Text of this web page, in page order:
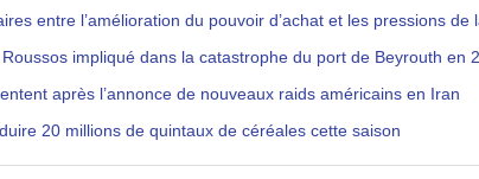
entre l’amélioration du pouvoir d’achat et les pressions de
impliqué dans la catastrophe du port de Beyrouth en
après l’annonce de nouveaux raids américains en Iran
20 millions de quintaux de céréales cette saison